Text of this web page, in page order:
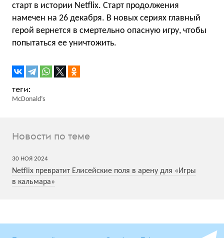
старт в истории Netflix. Cтарт продолжения
намечен на 26 декабря. В новых сериях главный
герой вернется в смертельно опасную игру, чтобы
попытаться ее уничтожить.
McDonald’s
Новости по теме
30 НОЯ 2024
Netflix превратит Елисейские поля в арену для «Игры
в кальмара»